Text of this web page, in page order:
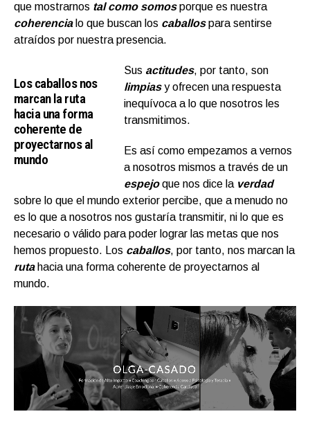
que mostrarnos tal como somosporque es nuestra
coherencialo que buscan los caballospara sentirse
atraídos por nuestra presencia.
Los caballos nos
marcan la ruta
hacia una forma
coherente de
proyectarnos al
mundo
Sus actitudes, por tanto, son
limpiasy ofrecen una respuesta
inequívoca a lo que nosotros les
transmitimos.
Es así como empezamos a vernos
a nosotros mismos a través de un
espejo que nos dice la verdad
sobre lo que el mundo exterior percibe, que a menudo no
es lo que a nosotros nos gustaría transmitir, ni lo que es
necesario o válido para poder lograr las metas que nos
hemos propuesto. Los caballos, por tanto, nos marcan la
ruta hacia una forma coherente de proyectarnos al
mundo.